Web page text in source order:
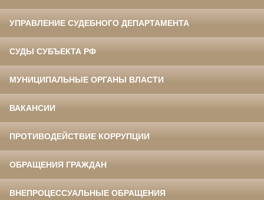
УПРАВЛЕНИЕ СУДЕБНОГО ДЕПАРТАМЕНТА
СУДЫ СУБЪЕКТА РФ
МУНИЦИПАЛЬНЫЕ ОРГАНЫ ВЛАСТИ
ВАКАНСИИ
ПРОТИВОДЕЙСТВИЕ КОРРУПЦИИ
ОБРАЩЕНИЯ ГРАЖДАН
ВНЕПРОЦЕССУАЛЬНЫЕ ОБРАЩЕНИЯ